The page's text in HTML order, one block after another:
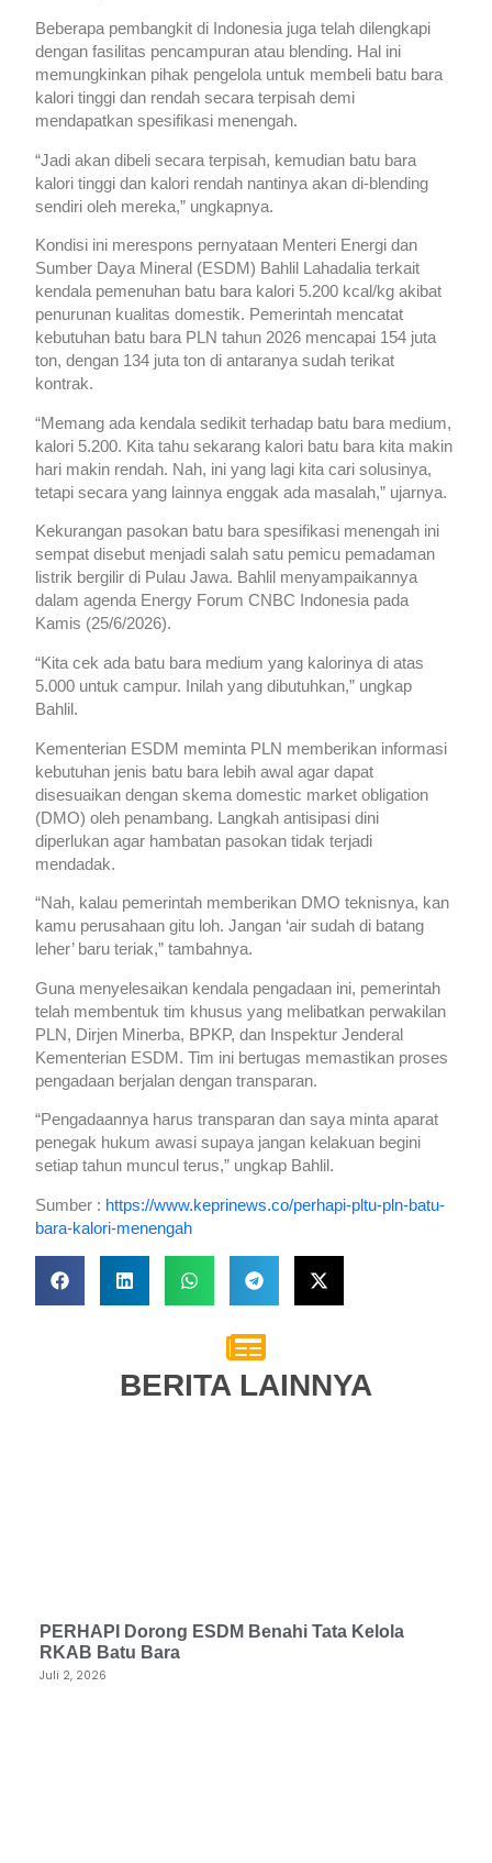
Beberapa pembangkit di Indonesia juga telah dilengkapi
dengan fasilitas pencampuran atau blending. Hal ini
memungkinkan pihak pengelola untuk membeli batu bara
kalori tinggi dan rendah secara terpisah demi
mendapatkan spesifikasi menengah.
“Jadi akan dibeli secara terpisah, kemudian batu bara
kalori tinggi dan kalori rendah nantinya akan di-blending
sendiri oleh mereka,” ungkapnya.
Kondisi ini merespons pernyataan Menteri Energi dan
Sumber Daya Mineral (ESDM) Bahlil Lahadalia terkait
kendala pemenuhan batu bara kalori 5.200 kcal/kg akibat
penurunan kualitas domestik. Pemerintah mencatat
kebutuhan batu bara PLN tahun 2026 mencapai 154 juta
ton, dengan 134 juta ton di antaranya sudah terikat
kontrak.
“Memang ada kendala sedikit terhadap batu bara medium,
kalori 5.200. Kita tahu sekarang kalori batu bara kita makin
hari makin rendah. Nah, ini yang lagi kita cari solusinya,
tetapi secara yang lainnya enggak ada masalah,” ujarnya.
Kekurangan pasokan batu bara spesifikasi menengah ini
sempat disebut menjadi salah satu pemicu pemadaman
listrik bergilir di Pulau Jawa. Bahlil menyampaikannya
dalam agenda Energy Forum CNBC Indonesia pada
Kamis (25/6/2026).
“Kita cek ada batu bara medium yang kalorinya di atas
5.000 untuk campur. Inilah yang dibutuhkan,” ungkap
Bahlil.
Kementerian ESDM meminta PLN memberikan informasi
kebutuhan jenis batu bara lebih awal agar dapat
disesuaikan dengan skema domestic market obligation
(DMO) oleh penambang. Langkah antisipasi dini
diperlukan agar hambatan pasokan tidak terjadi
mendadak.
“Nah, kalau pemerintah memberikan DMO teknisnya, kan
kamu perusahaan gitu loh. Jangan ‘air sudah di batang
leher’ baru teriak,” tambahnya.
Guna menyelesaikan kendala pengadaan ini, pemerintah
telah membentuk tim khusus yang melibatkan perwakilan
PLN, Dirjen Minerba, BPKP, dan Inspektur Jenderal
Kementerian ESDM. Tim ini bertugas memastikan proses
pengadaan berjalan dengan transparan.
“Pengadaannya harus transparan dan saya minta aparat
penegak hukum awasi supaya jangan kelakuan begini
setiap tahun muncul terus,” ungkap Bahlil.
Sumber : https://www.keprinews.co/perhapi-pltu-pln-batu-
bara-kalori-menengah
BERITA LAINNYA
PERHAPI Dorong ESDM Benahi Tata Kelola
RKAB Batu Bara
Juli 2, 2026